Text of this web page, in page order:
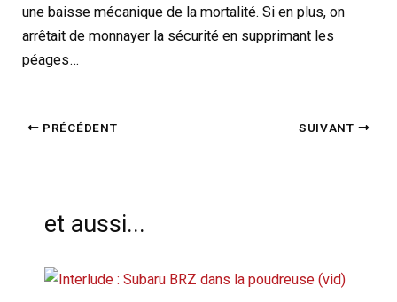
une baisse mécanique de la mortalité. Si en plus, on
arrêtait de monnayer la sécurité en supprimant les
péages…
PRÉCÉDENT SUIVANT
et aussi...